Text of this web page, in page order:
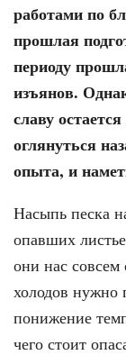
работами по
прошлая
периоду
изъянов.
славу
оглянуться
опыта, и
Насыпь песка
опавших
они нас
холодов нужно
понижение
чего стоит